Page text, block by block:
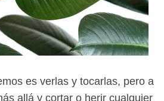
es verlas y tocarlas, pero a
allá y cortar o herir cualquier